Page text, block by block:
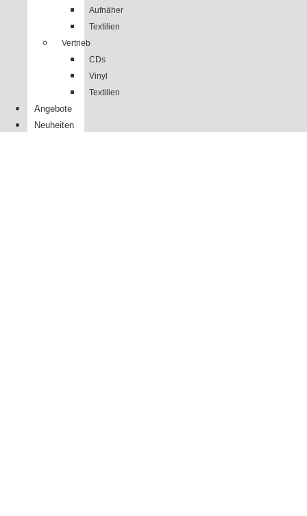
Aufnäher
Textilien
Vertrieb
CDs
Vinyl
Textilien
Angebote
Neuheiten